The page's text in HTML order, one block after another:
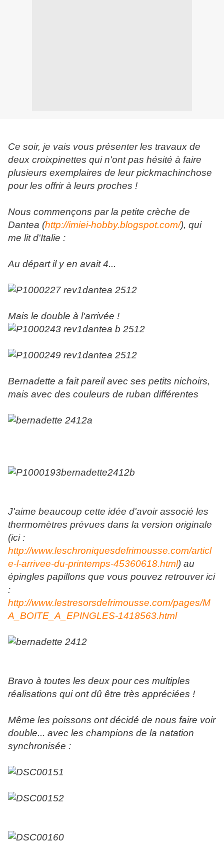
Ce soir, je vais vous présenter les travaux de
deux croixpinettes qui n'ont pas hésité à faire
plusieurs exemplaires de leur pickmachinchose
pour les offrir à leurs proches !
Nous commençons par la petite crèche de
Dantea (http://imiei-hobby.blogspot.com/), qui
me lit d'Italie :
Au départ il y en avait 4...
Mais le double à l'arrivée !
Bernadette a fait pareil avec ses petits nichoirs,
mais avec des couleurs de ruban différentes
J'aime beaucoup cette idée d'avoir associé les
thermomètres prévues dans la version originale
(ici :
http://www.leschroniquesdefrimousse.com/articl
e-l-arrivee-du-printemps-45360618.html) au
épingles papillons que vous pouvez retrouver ici
:
http://www.lestresorsdefrimousse.com/pages/M
A_BOITE_A_EPINGLES-1418563.html
Bravo à toutes les deux pour ces multiples
réalisations qui ont dû être très appréciées !
Même les poissons ont décidé de nous faire voir
double... avec les champions de la natation
synchronisée :